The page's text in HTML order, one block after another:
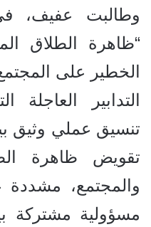
وطالبت عفيف،
“ظاهرة الطلاق
الخطير على
التدابير
تنسيق عملي وثيق
تقويض ظاهرة
والمجتمع،
مسؤولية مشتركة